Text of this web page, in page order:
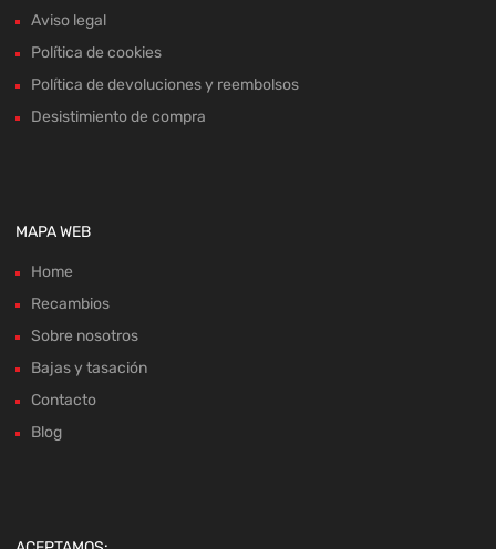
Aviso legal
Política de cookies
Política de devoluciones y reembolsos
Desistimiento de compra
MAPA WEB
Home
Recambios
Sobre nosotros
Bajas y tasación
Contacto
Blog